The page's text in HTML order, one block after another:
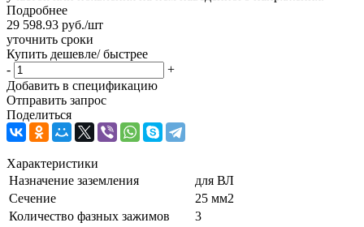
Подробнее
29 598.93 руб./шт
уточнить сроки
Купить дешевле/ быстрее
-
+
Добавить в спецификацию
Отправить запрос
Поделиться
Характеристики
Назначение заземления
для ВЛ
Сечение
25 мм2
Количество фазных зажимов
3